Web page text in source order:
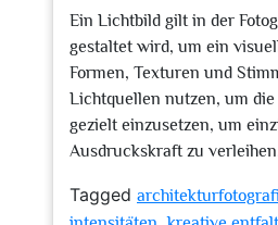
Ein Lichtbild gilt in der
gestaltet wird, um ein
Formen, Texturen und
Lichtquellen nutzen, um
gezielt einzusetzen, um
Ausdruckskraft zu
Tagged